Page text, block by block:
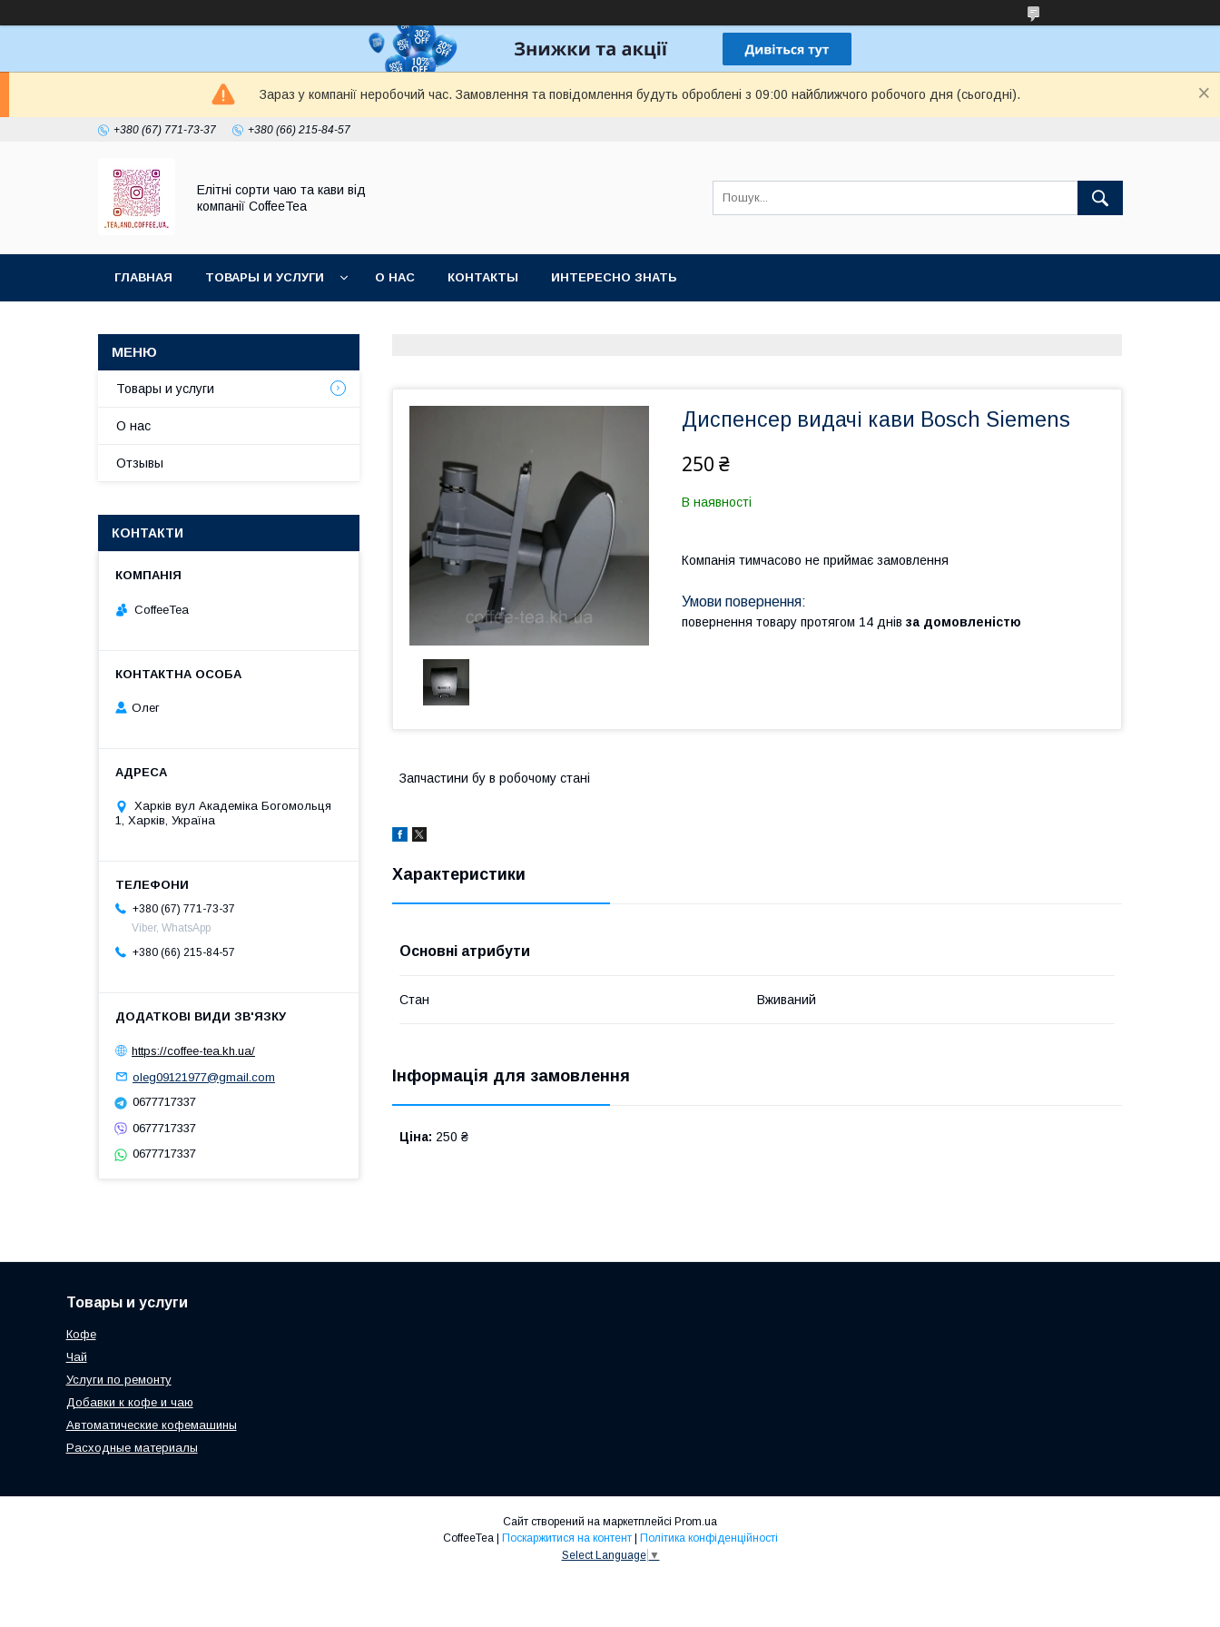
Зараз у компанії неробочий час. Замовлення та повідомлення будуть оброблені з 09:00 найближчого робочого дня (сьогодні).
+380 (67) 771-73-37 +380 (66) 215-84-57
Елітні сорти чаю та кави від
компанії CoffeeTea
ГЛАВНАЯ ТОВАРЫ И УСЛУГИ О НАС КОНТАКТЫ ИНТЕРЕСНО ЗНАТЬ
Диспенсер видачі кави Bosch Siemens
250 ₴
В наявності
Компанія тимчасово не приймає замовлення
повернення товару протягом 14 днів за домовленістю
Запчастини бу в робочому стані
Характеристики
Основні атрибути
Стан Вживаний
Інформація для замовлення
Ціна: 250 ₴
Товары и услуги
О нас
Отзывы
КОНТАКТИ
CoffeeTea
Олег
Харків вул Академіка Богомольця
1, Харків, Україна
+380 (67) 771-73-37
Viber, WhatsApp
+380 (66) 215-84-57
https://coffee-tea.kh.ua/
oleg09121977@gmail.com
0677717337
0677717337
0677717337
Товары и услуги
Кофе
Чай
Услуги по ремонту
Добавки к кофе и чаю
Автоматические кофемашины
Расходные материалы
Сайт створений на маркетплейсі Prom.ua
Поскаржитися на контент
Політика конфіденційності
Select Language ▼